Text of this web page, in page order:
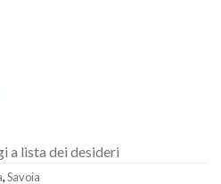
a lista dei desideri
,Savoia